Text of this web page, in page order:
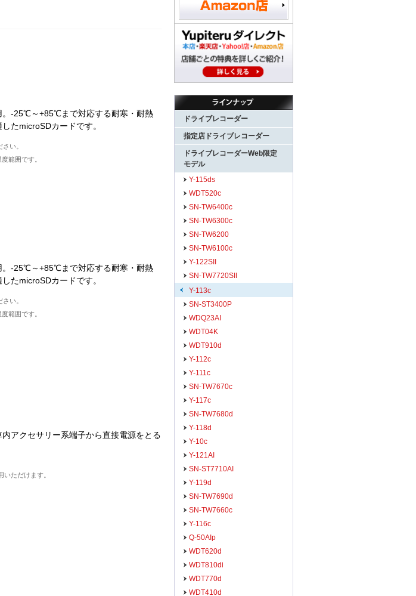
。-25℃～+85℃まで対応する耐寒・耐熱
たmicroSDカードです。
い。
範囲です。
。-25℃～+85℃まで対応する耐寒・耐熱
たmicroSDカードです。
い。
範囲です。
アクセサリー系端子から直接電源をとる
ただけます。
ドライブレコーダー
指定店ドライブレコーダー
ドライブレコーダーWeb限定
モデル
Y-115ds
WDT520c
SN-TW6400c
SN-TW6300c
SN-TW6200
SN-TW6100c
Y-122SII
SN-TW7720SII
Y-113c
SN-ST3400P
WDQ23AI
WDT04K
WDT910d
Y-112c
Y-111c
SN-TW7670c
Y-117c
SN-TW7680d
Y-118d
Y-10c
Y-121AI
SN-ST7710AI
Y-119d
SN-TW7690d
SN-TW7660c
Y-116c
Q-50AIp
WDT620d
WDT810di
WDT770d
WDT410d